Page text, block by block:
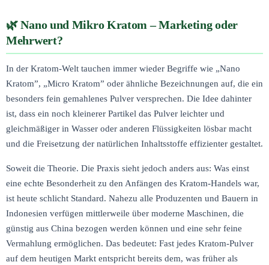
Nano und Mikro Kratom – Marketing oder
Mehrwert?
In der Kratom-Welt tauchen immer wieder Begriffe wie „Nano
Kratom”, „Micro Kratom” oder ähnliche Bezeichnungen auf, die ein
besonders fein gemahlenes Pulver versprechen. Die Idee dahinter
ist, dass ein noch kleinerer Partikel das Pulver leichter und
gleichmäßiger in Wasser oder anderen Flüssigkeiten lösbar macht
und die Freisetzung der natürlichen Inhaltsstoffe effizienter gestaltet.
Soweit die Theorie. Die Praxis sieht jedoch anders aus: Was einst
eine echte Besonderheit zu den Anfängen des Kratom-Handels war,
ist heute schlicht Standard. Nahezu alle Produzenten und Bauern in
Indonesien verfügen mittlerweile über moderne Maschinen, die
günstig aus China bezogen werden können und eine sehr feine
Vermahlung ermöglichen. Das bedeutet: Fast jedes Kratom-Pulver
auf dem heutigen Markt entspricht bereits dem, was früher als